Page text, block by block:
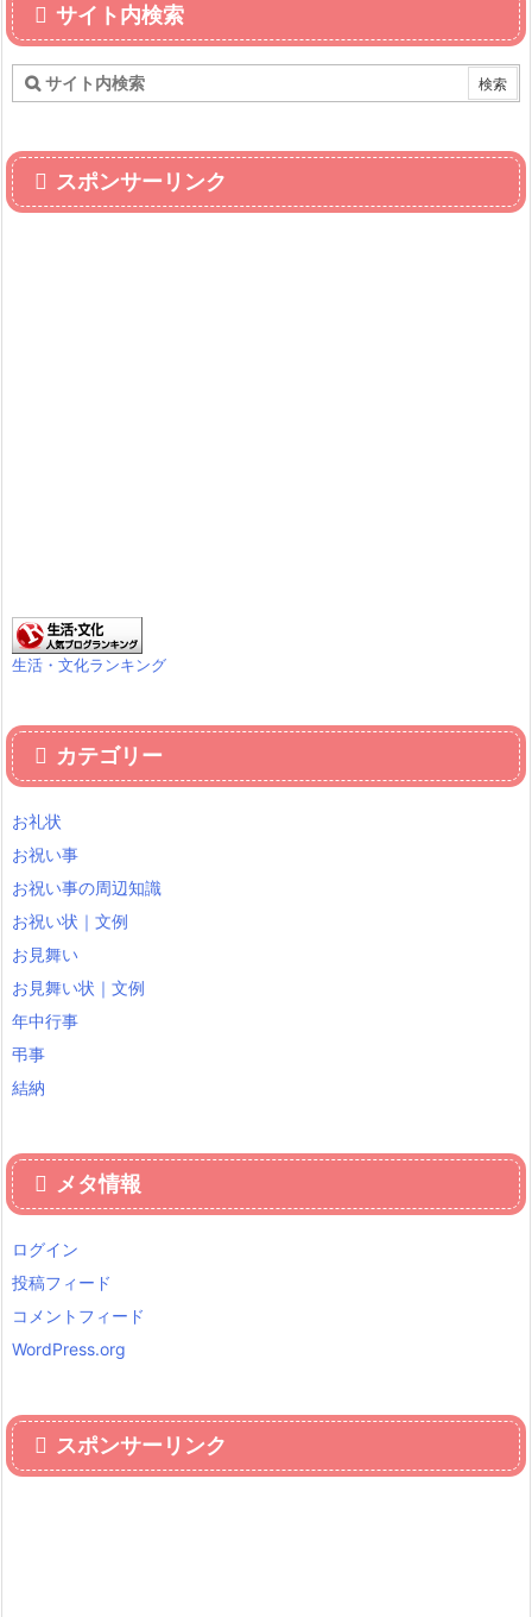
サイト内検索
スポンサーリンク
生活・文化ランキング
カテゴリー
お礼状
お祝い事
お祝い事の周辺知識
お祝い状｜文例
お見舞い
お見舞い状｜文例
年中行事
弔事
結納
メタ情報
ログイン
投稿フィード
コメントフィード
WordPress.org
スポンサーリンク